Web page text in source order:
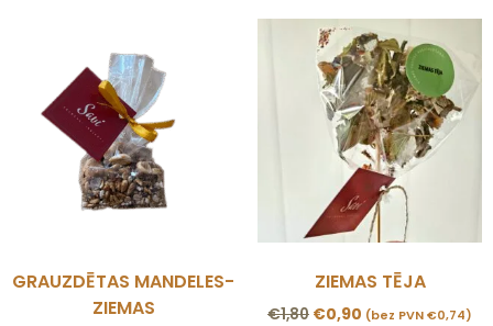
GRAUZDĒTAS MANDELES-
ZIEMAS
ZIEMAS TĒJA
€1,80 €0,90 (bez PVN€0,74)